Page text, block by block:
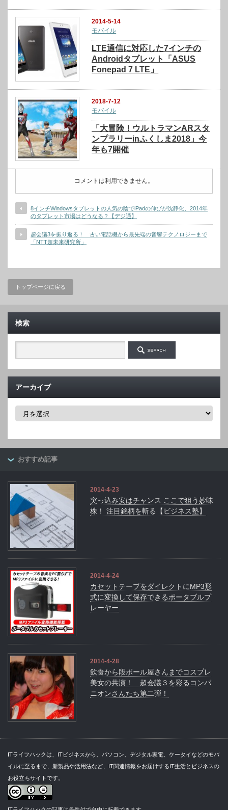
2014-5-14
モバイル
LTE通信に対応した7インチの
Androidタブレット「ASUS
Fonepad 7 LTE」
2018-7-12
モバイル
「大冒険！ウルトラマンARスタ
ンプラリーinふくしま2018」今
年も7開催
コメントは利用できません。
8インチWindowsタブレットの人気の陰でiPadの伸びが沈静化、2014年
のタブレット市場はどうなる？【デジ通】
超会議3を振り返る！ 古い電話機から最先端の音響テクノロジーまで
「NTT超未来研究所」
トップページに戻る
検索
アーカイブ
ア
ブ
おすすめ記事
2014-4-23
突っ込み安はチャンス ここで狙う妙味
株！ 注目銘柄を斬る【ビジネス塾】
2014-4-24
カセットテープをダイレクトにMP3形
式に変換して保存できるポータブルプ
レーヤー
2014-4-28
飲食から段ボール屋さんまでコスプレ
美女の共演！ 超会議３を彩るコンパ
ニオンさんたち第二弾！
ITライフハックは、ITビジネスから、パソコン、デジタル家電、ケータイなどのモバ
イルに至るまで、新製品や活用法など、IT関連情報をお届けするIT生活とビジネスの
お役立ちサイトです。